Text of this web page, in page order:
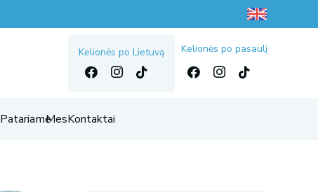
Kelionės po Lietuvą Kelionės po pasaulį
PatariameMesKontaktai